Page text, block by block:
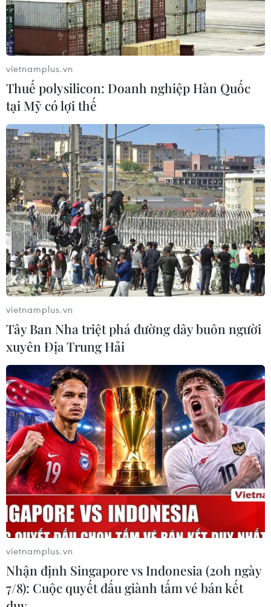
vietnamplus.vn
Thuế polysilicon: Doanh nghiệp Hàn Quốc
tại Mỹ có lợi thế
vietnamplus.vn
Tây Ban Nha triệt phá đường dây buôn người
xuyên Địa Trung Hải
vietnamplus.vn
Nhận định Singapore vs Indonesia (20h ngày
7/8): Cuộc quyết đấu giành tấm vé bán kết